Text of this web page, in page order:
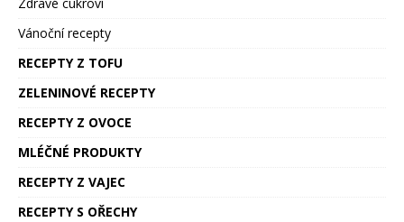
Vánoční recepty
RECEPTY Z TOFU
ZELENINOVÉ RECEPTY
RECEPTY Z OVOCE
MLÉČNÉ PRODUKTY
RECEPTY Z VAJEC
RECEPTY S OŘECHY